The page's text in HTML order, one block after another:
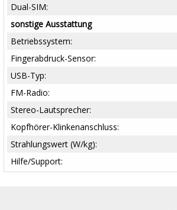
Dual-SIM:
sonstige Ausstattung
Betriebssystem:
Fingerabdruck-Sensor:
USB-Typ:
FM-Radio:
Stereo-Lautsprecher:
Kopfhörer-Klinkenanschluss:
Strahlungswert (W/kg):
Hilfe/Support: